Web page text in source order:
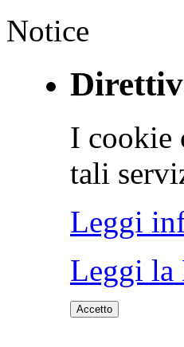
Notice
I cookie
tali
Leggi
Leggi la
Accetto